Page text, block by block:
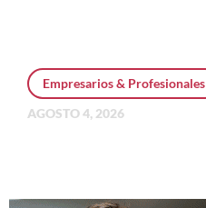
Empresarios & Profesionales
AGOSTO 4, 2026